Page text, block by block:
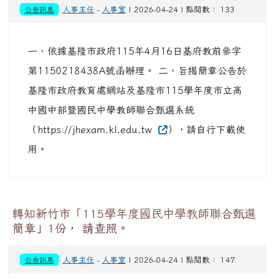
公告訊息 人事主任 - 人事室 | 2026-04-24 | 點閱數： 133
一、依據基隆市政府115年4月16日基府教前參字
第1150218438A號函辦理。 二、旨揭簡章公告於
基隆市政府教育處網站及基隆市115學年度市立高
中國中部暨國民中學教師聯合甄選系統
（https://jhexam.kl.edu.tw
），請自行下載使
用。
轉知新竹市「115學年度國民中學教師聯合甄選
簡章」1份， 請查照。
公告訊息 人事主任 - 人事室 | 2026-04-24 | 點閱數： 147